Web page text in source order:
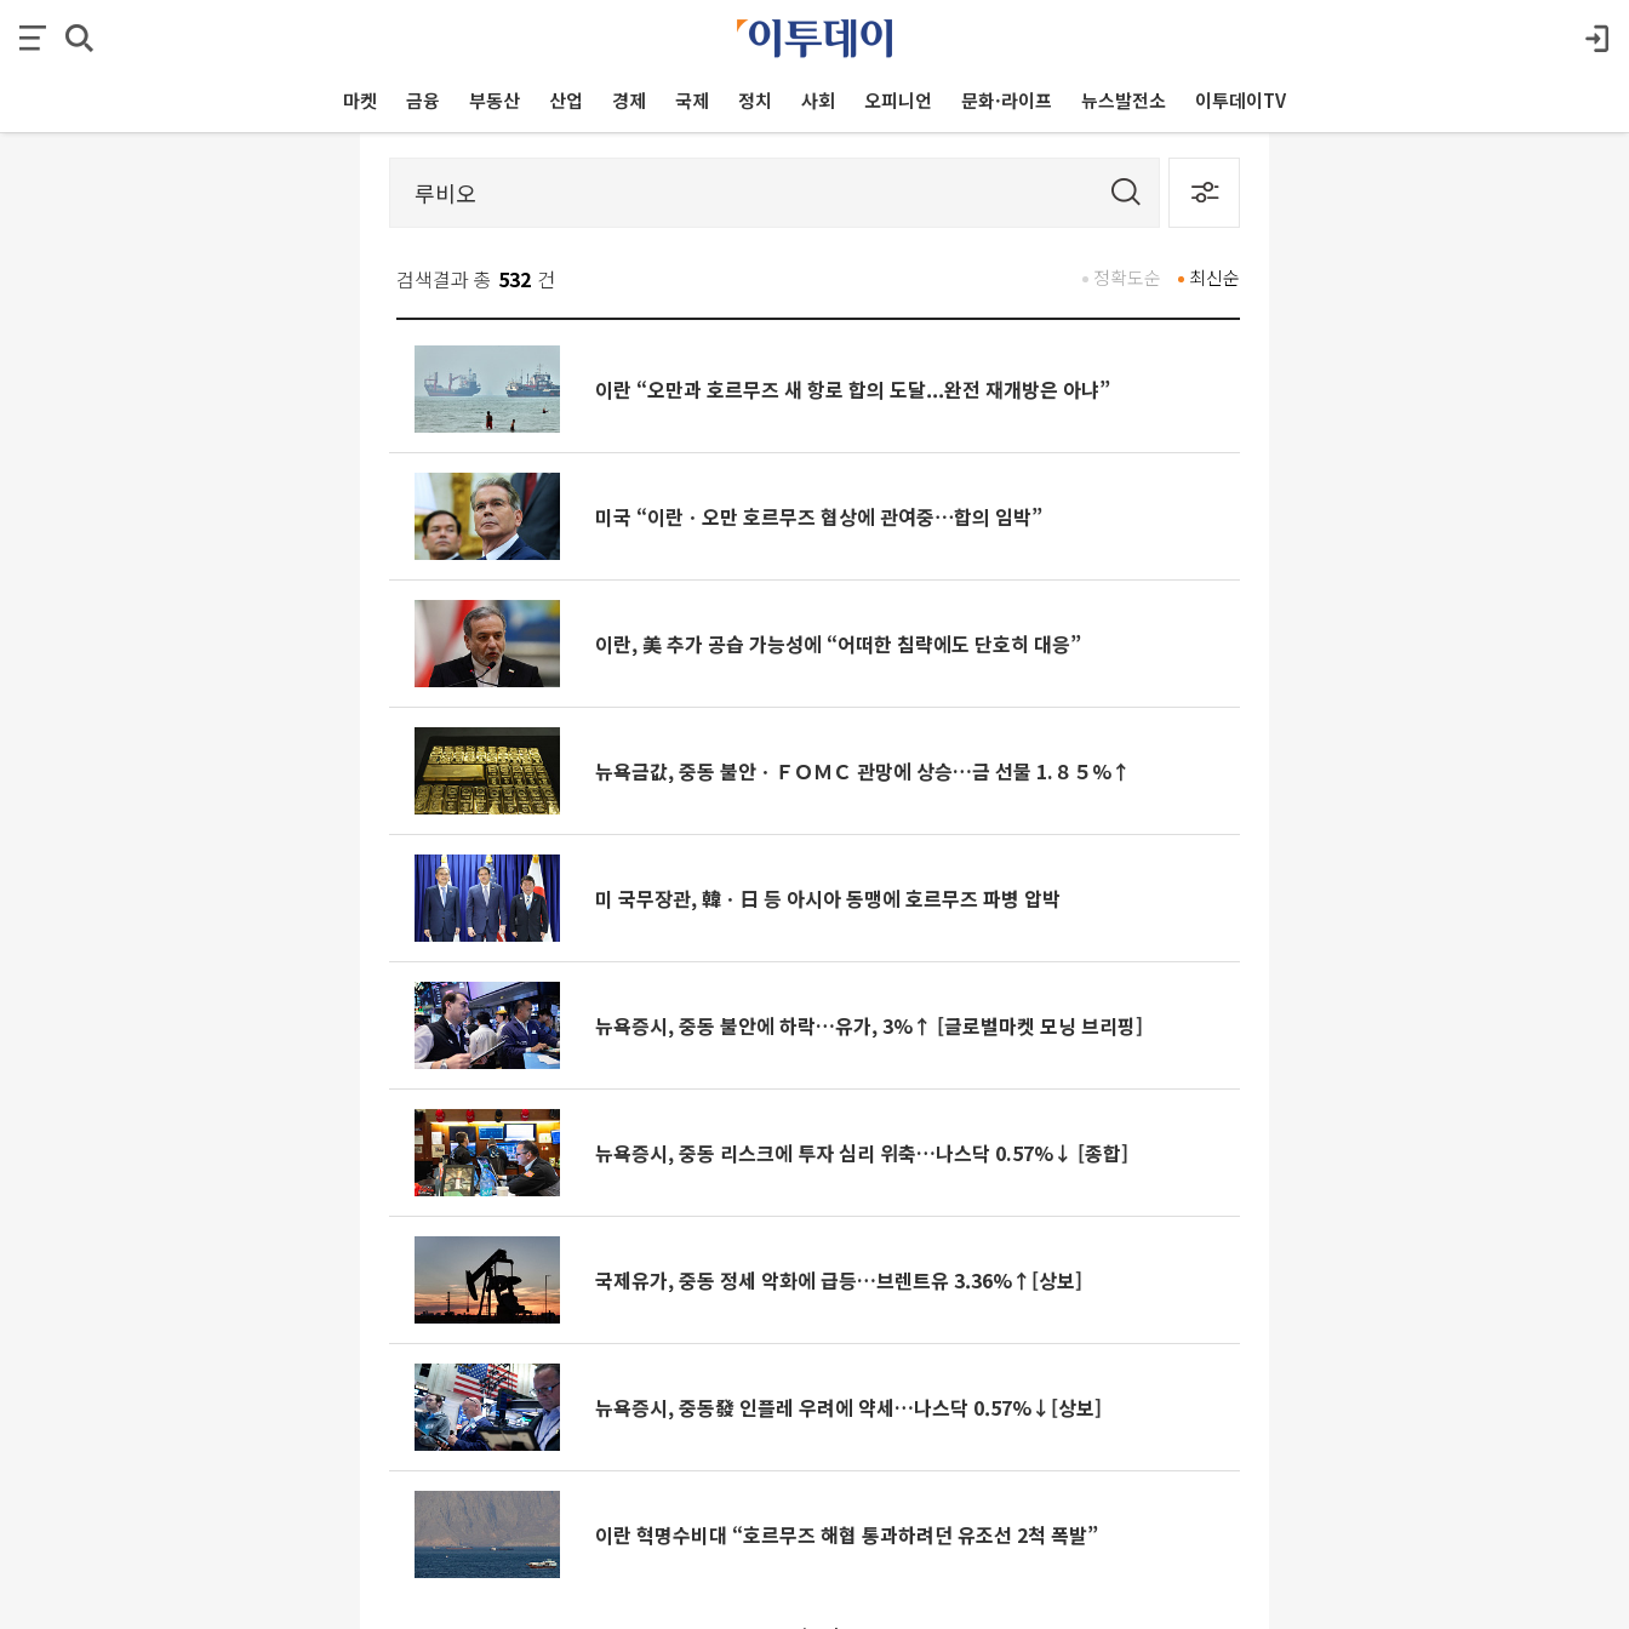
마켓 금융 부동산 산업 경제 국제 정치 사회 오피니언 문화·라이프 뉴스발전소 이투데이TV
검색결과 총 532 건 최신순
정확도순
이란 “오만과 호르무즈 새 항로 합의 도달...완전 재개방은 아냐”
미국 “이란ㆍ오만 호르무즈 협상에 관여중⋯합의 임박”
이란, 美 추가 공습 가능성에 “어떠한 침략에도 단호히 대응”
뉴욕금값, 중동 불안ㆍＦＯＭＣ 관망에 상승…금 선물 1.８５%↑
미 국무장관, 韓ㆍ日 등 아시아 동맹에 호르무즈 파병 압박
뉴욕증시, 중동 불안에 하락…유가, 3%↑ [글로벌마켓 모닝 브리핑]
뉴욕증시, 중동 리스크에 투자 심리 위축…나스닥 0.57%↓ [종합]
국제유가, 중동 정세 악화에 급등…브렌트유 3.36%↑[상보]
뉴욕증시, 중동發 인플레 우려에 약세…나스닥 0.57%↓[상보]
이란 혁명수비대 “호르무즈 해협 통과하려던 유조선 2척 폭발”